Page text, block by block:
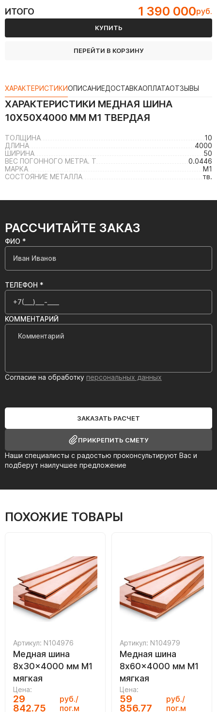
ИТОГО 1 390 000руб.
КУПИТЬ
ПЕРЕЙТИ В КОРЗИНУ
ХАРАКТЕРИСТИКИОПИСАНИЕДОСТАВКАОПЛАТАОТЗЫВЫ
ХАРАКТЕРИСТИКИ МЕДНАЯ ШИНА
10X50X4000 ММ М1 ТВЕРДАЯ
ТОЛЩИНА
10
ДЛИНА
4000
ШИРИНА
50
ВЕС ПОГОННОГО МЕТРА. Т
0.0446
МАРКА
М1
СОСТОЯНИЕ МЕТАЛЛА
тв.
РАССЧИТАЙТЕ ЗАКАЗ
Наши специалисты с радостью проконсультируют Вас и
подберут наилучшее предложение
ФИО *
ТЕЛЕФОН *
КОММЕНТАРИЙ
Согласие на обработку персональных данных
ЗАКАЗАТЬ РАСЧЕТ
ПРИКРЕПИТЬ СМЕТУ
ПОХОЖИЕ ТОВАРЫ
Артикул: N104976
Медная шина
8x30x4000 мм М1
мягкая
Цена:
29
842.75
руб./
пог.м
Артикул: N104979
Медная шина
8x60x4000 мм М1
мягкая
Цена:
59
856.77
руб./
пог.м